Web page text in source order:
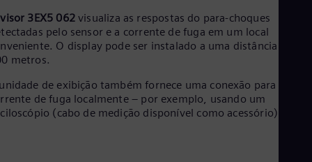
visor 3EX5 062visualiza as respostas do para-choques
pelo sensor e a corrente de fuga em um local
O display pode ser instalado a uma distância de até
metros.
de exibição também fornece uma conexão para medir
de fuga localmente – por exemplo, usando um
(cabo de medição disponível como acessório).